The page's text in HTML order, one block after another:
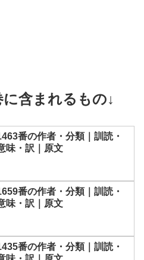
含まれるもの↓
番の作者・分類｜訓読・
味・訳｜原文
番の作者・分類｜訓読・
味・訳｜原文
番の作者・分類｜訓読・